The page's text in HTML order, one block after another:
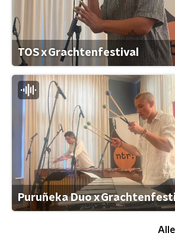
TOS x Grachtenfestival
Puruñeka Duo x